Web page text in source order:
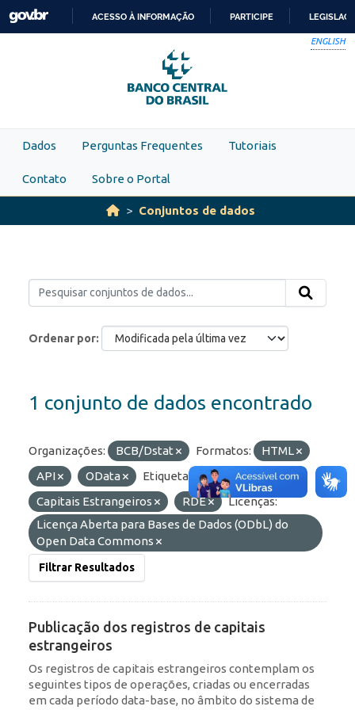
Skip to main content
PARA
O
CONTEÚDO
ACESSO À INFORMAÇÃO PARTICIPE
ENGLISH
Dados Perguntas Frequentes Tutoriais
Contato Sobre o Portal
Conjuntos de dados
Ordenar por
1 conjunto de dados encontrado
Organizações: BCB/Dstat Formatos:
HTML
API
OData
Etiquetas:
Capitais Estrangeiros
RDE
Licenças:
Licença Aberta para Bases de Dados (ODbL) do
Open Data Commons
Filtrar Resultados
Publicação dos registros de capitais
estrangeiros
Os registros de capitais estrangeiros contemplam os
seguintes tipos de operações, criadas ou encerradas
em cada período data-base, no âmbito do sistema de